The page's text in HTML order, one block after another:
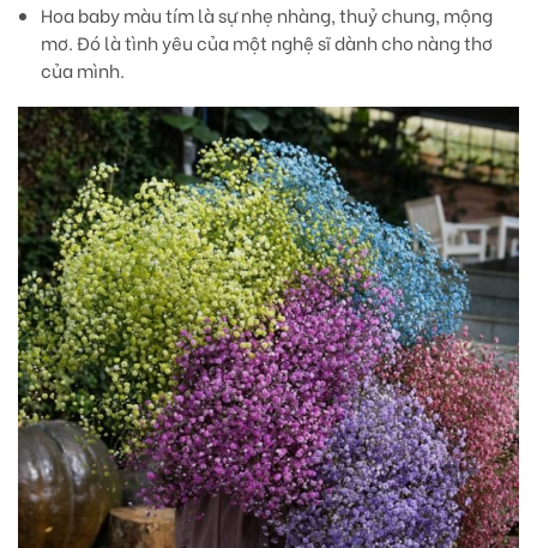
Hoa baby màu tímlà sự nhẹ nhàng, thuỷ chung, mộng
mơ. Đó là tình yêu của một nghệ sĩ dành cho nàng thơ
của mình.